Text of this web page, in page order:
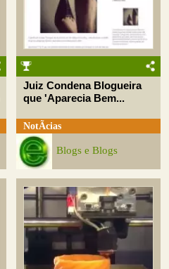
Juiz Condena Blogueira
que 'Aparecia Bem...
NotÃ­cias
Blogs e Blogs